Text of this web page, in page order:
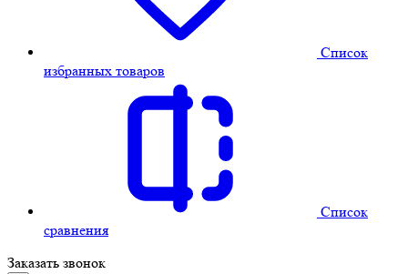
Cписок
избранных товаров
Cписок
сравнения
Заказать звонок